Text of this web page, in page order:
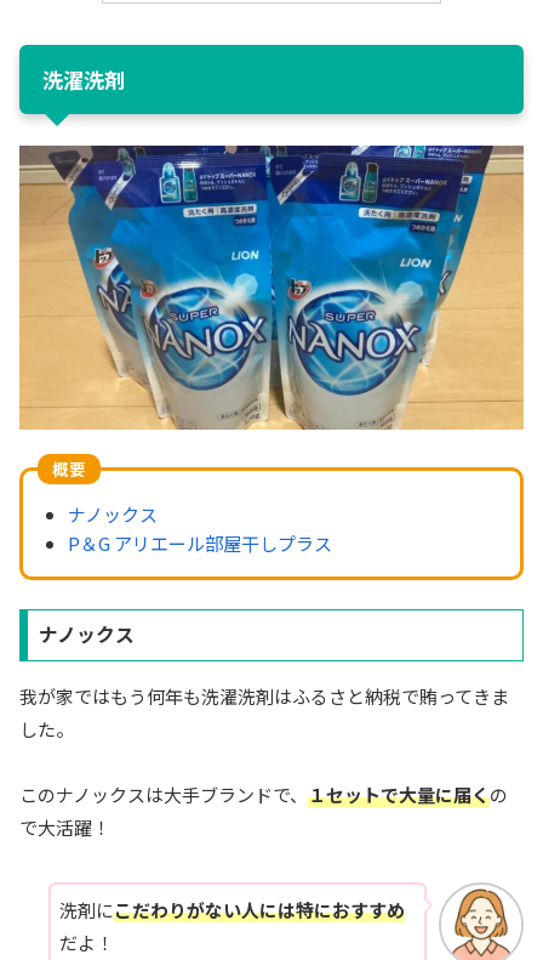
洗濯洗剤
概要
ナノックス
P＆G アリエール部屋干しプラス
ナノックス
我が家ではもう何年も洗濯洗剤はふるさと納税で賄ってきま
した。
このナノックスは大手ブランドで、 １セットで大量に届くの
で大活躍！
洗剤にこだわりがない人には特におすすめ
だよ！